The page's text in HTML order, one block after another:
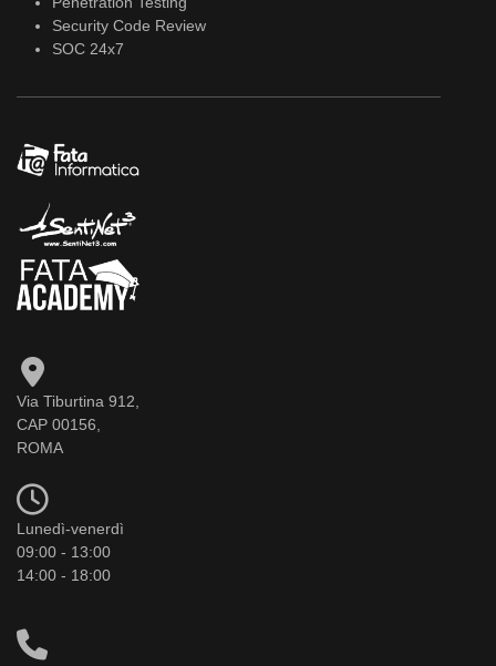
Security Code Review
SOC 24x7
Via Tiburtina 912,
CAP 00156,
ROMA
Lunedì-venerdì
09:00 - 13:00
14:00 - 18:00